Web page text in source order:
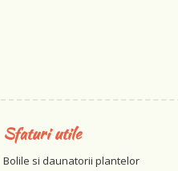
Sfaturi utile
Bolile si daunatorii plantelor